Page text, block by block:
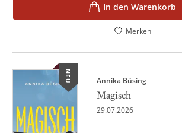
In den Warenkorb
Merken
NEU Annika Büsing
Magisch
29.07.2026